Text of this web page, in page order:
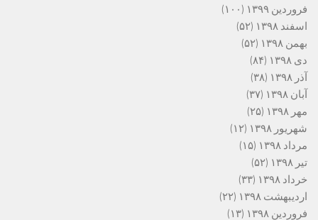
فروردین ۱۳۹۹
(۱۰۰)
اسفند ۱۳۹۸
(۵۲)
بهمن ۱۳۹۸
(۵۲)
دی ۱۳۹۸
(۸۴)
آذر ۱۳۹۸
(۳۸)
آبان ۱۳۹۸
(۳۷)
مهر ۱۳۹۸
(۲۵)
شهریور ۱۳۹۸
(۱۲)
مرداد ۱۳۹۸
(۱۵)
تیر ۱۳۹۸
(۵۲)
خرداد ۱۳۹۸
(۳۳)
اردیبهشت ۱۳۹۸
(۲۲)
فروردین ۱۳۹۸
(۱۳)